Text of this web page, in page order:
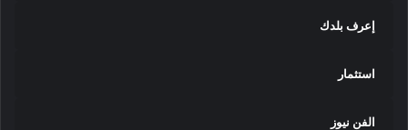
إعرف بلدك
استثمار
الفن نيوز